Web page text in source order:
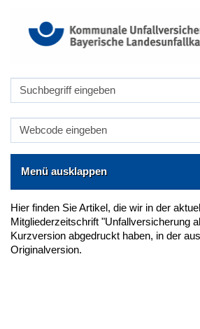
Menü ausklappen
Hier finden Sie Artikel, die wir in der
Mitgliederzeitschrift "Unfallversicherung
Kurzversion abgedruckt haben, in der
Originalversion.